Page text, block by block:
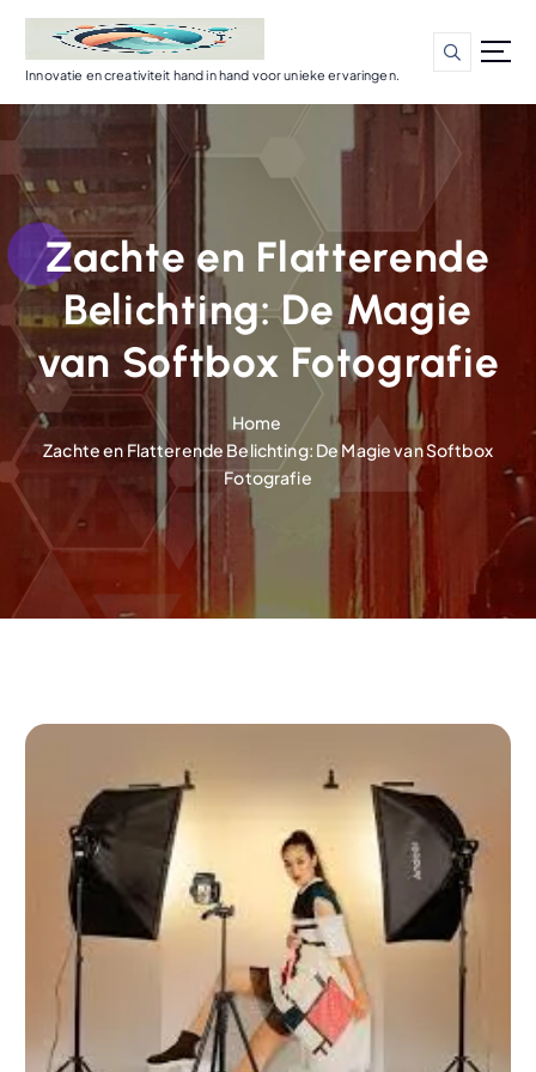
d
n
Innovatie en creativiteit hand in hand voor unieke ervaringen.
Zachte en Flatterende
Belichting: De Magie
van Softbox Fotografie
Home
Zachte en Flatterende Belichting: De Magie van Softbox
Fotografie